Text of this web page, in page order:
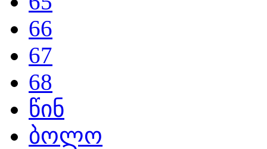
66
67
68
წინ
ბოლო